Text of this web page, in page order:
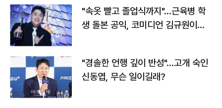
"속옷 빨고 졸업식까지"…근육병 학
생 돌본 공익, 코미디언 김규원이었
"경솔한 언행 깊이 반성"…고개 숙인
신동엽, 무슨 일이길래?